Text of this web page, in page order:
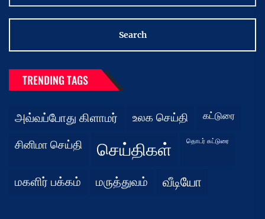
TRENDING TAGS
அவ்வப்போது கிளாமர் உலக செய்தி கட்டுரை
சினிமா செய்தி செய்திகள் தொடர் கட்டுரை
மகளிர் பக்கம் மருத்துவம் வீடியோ